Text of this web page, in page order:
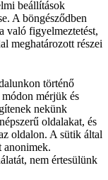
beállítások
A böngésződben
való figyelmeztetést,
meghatározott részei
történő
mérjük és
nekünk
oldalakat, és
oldalon. A sütik által
anonimek.
nem értesülünk